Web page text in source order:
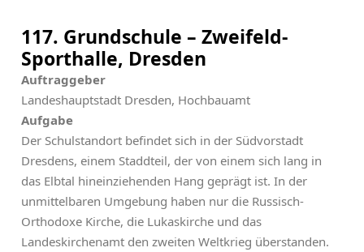
117. Grundschule – Zweifeld-
Sporthalle, Dresden
Auftraggeber
Landeshauptstadt Dresden, Hochbauamt
Aufgabe
Der Schulstandort befindet sich in der Südvorstadt
Dresdens, einem Staddteil, der von einem sich lang in
das Elbtal hineinziehenden Hang geprägt ist. In der
unmittelbaren Umgebung haben nur die Russisch-
Orthodoxe Kirche, die Lukaskirche und das
Landeskirchenamt den zweiten Weltkrieg überstanden.